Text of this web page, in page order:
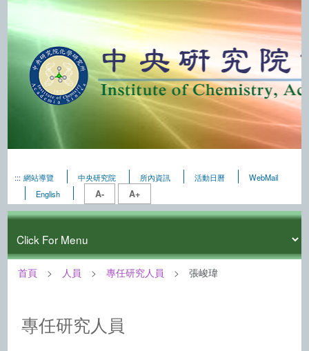
::: 網站導覽 中央研究院 所內資訊 活動日曆
WebMail
English
A- A+
首頁 人員 專任研究人員 張峻瑋
中央研究院化學研究所－人員
專任研究人員